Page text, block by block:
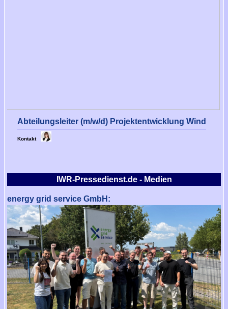
Abteilungsleiter (m/w/d) Projektentwicklung Wind
Kontakt
IWR-Pressedienst.de - Medien
energy grid service GmbH: